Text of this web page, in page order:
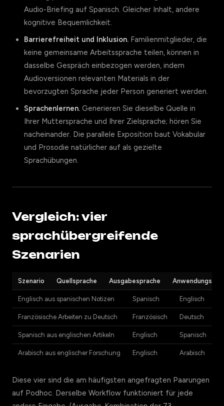
Audio-Briefing auf Spanisch. Gleicher Inhalt, andere
kognitive Bequemlichkeit.
Barrierefreiheit und Inklusion. Familienmitglieder, die
keine gemeinsame Arbeitssprache teilen, können in
dasselbe Gespräch einbezogen werden, indem
Audioversionen relevanten Materials in der
bevorzugten Sprache jeder Person generiert werden.
Sprachenlernen. Generieren Sie dieselbe Quelle in
Ihrer Muttersprache und Ihrer Zielsprache; hören Sie
nacheinander. Die parallele Exposition baut Vokabular
und Prosodie natürlicher auf als gezielte
Sprachübungen.
Vergleich: vier
sprachübergreifende
Szenarien
Szenario Quellsprache Ausgabesprache Anwendungsfall
Englisch aus spanischen Notizen Spanisch Englisch
Französische Arbeiten zu Deutsch Französisch Deutsch
Spanisch aus englischen Artikeln Englisch Spanisch
Arabisch aus englischer Forschung Englisch Arabisch
Diese vier sind die am häufigsten angefragten Paarungen
auf Podhoc. Derselbe Workflow funktioniert für jede